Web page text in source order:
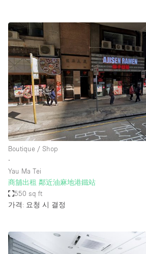
Boutique / Shop
∙
Yau Ma Tei
商舖出租 鄰近油麻地港鐵站
550 sq ft
가격: 요청 시 결정